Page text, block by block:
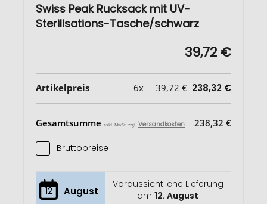
Swiss Peak Rucksack mit UV-
Sterilisations-Tasche/schwarz
39,72 €
Artikelpreis 6x 39,72 € 238,32 €
Gesamtsumme exkl. MwSt. zzgl. Versandkosten 238,32 €
Bruttopreise
12 August
Voraussichtliche Lieferung
am12. August